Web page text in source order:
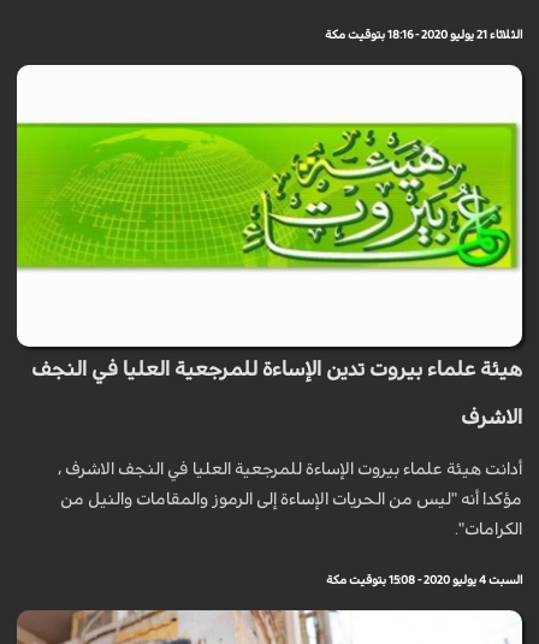
الثلاثاء 21 يوليو 2020 - 18:16 بتوقيت مكة
هيئة علماء بيروت تدين الإساءة للمرجعية العليا في النجف
الاشرف
أدانت هيئة علماء بيروت الإساءة للمرجعية العليا في النجف الاشرف ،
مؤكدا أنه "ليس من الحريات الإساءة إلى الرموز والمقامات والنيل من
الكرامات".
السبت 4 يوليو 2020 - 15:08 بتوقيت مكة